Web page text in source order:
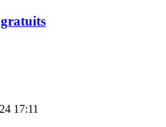
17:11